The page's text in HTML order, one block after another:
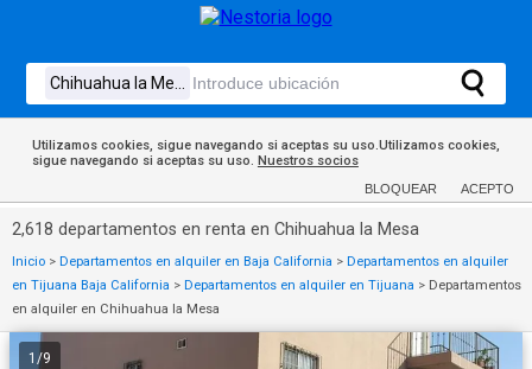
Utilizamos cookies, sigue navegando si aceptas su uso.Utilizamos cookies,
sigue navegando si aceptas su uso. Nuestros socios
BLOQUEAR ACEPTO
2,618 departamentos en renta en Chihuahua la Mesa
Inicio > Departamentos en alquiler en Baja California > Departamentos en alquiler
en Tijuana Baja California > Departamentos en alquiler en Tijuana > Departamentos
en alquiler en Chihuahua la Mesa
1 /9